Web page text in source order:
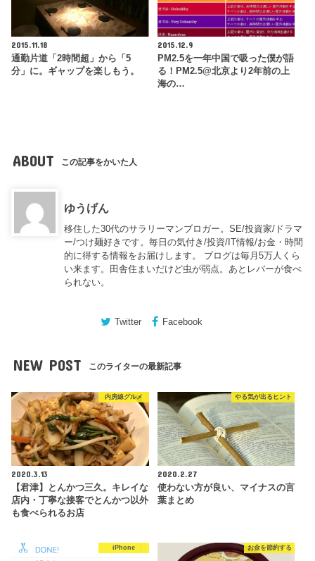
2015.11.18
通勤片道「2時間超」から「5
分」に。ギャップを楽しもう。
2015.12.9
PM2.5を一年中国で吸った僕が語
る！PM2.5@北京より2年前の上
海の…
ABOUT この記事をかいた人
ゆうげん
移住した30代のサラリーマンブロガー。SE/投資家/ドラマ
ー/つけ麺好きです。毎日の気付き/投資/IT情報/お金・時間
的に得する情報をお届けします。 ブログは毎月5万人くら
い来ます。田舎住まいだけど虫が弱点。あとレバーが食べ
られない。
Twitter Facebook
NEW POST このライターの最新記事
内房線グルメ
2020.3.13
【君津】とんかつ三久。キレイな
店内・丁寧な接客でとんかつ以外
も食べられるお店
やる気が出るヒント
2020.2.27
使わない方が良い、マイナスの言
葉まとめ
iPhone お金を節約する